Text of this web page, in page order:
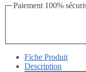
Paiement 100%
Fiche Produit
Description